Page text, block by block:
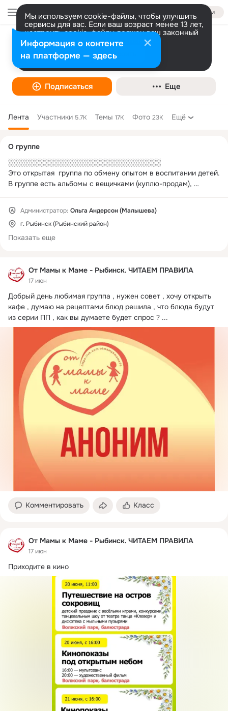
Войти
Мы используем cookie-файлы, чтобы улучшить
сервисы для вас. Если ваш возраст менее 13 лет,
настроить cookie-файлы должен ваш законный
представитель. Больше информации
Разрешить все Настроить
От Мамы к Маме - Рыбинск. ЧИТАЕМ
ПРАВИЛА
Семья, дети
Подписаться Еще
Лента Участники 5.7K Темы 17K Фото 23K Ещё
От Мамы к Маме - Рыбинск. ЧИТАЕМ ПРАВИЛА
17 июн
Добрый день любимая группа , нужен совет , хочу открыть
кафе , думаю на рецептами блюд решила , что блюда будут
из серии ПП , как вы думаете будет спрос ? ...
Комментировать Класс
От Мамы к Маме - Рыбинск. ЧИТАЕМ ПРАВИЛА
17 июн
Приходите в кино
колонка
О группе
░░░░░░░░░░░░░░░░░░░░░░░░░░░░░░
Это открытая  группа по обмену опытом в воспитании детей.
В группе есть альбомы с вещичками (куплю-продам),
░░░░░░░░░░░░░░░░░░░░░░░░░░░░░░
Администратор: Ольга Андерсон (Малышева)
г. Рыбинск (Рыбинский район)
Показать еще
Информация о контенте
на платформе — здесь